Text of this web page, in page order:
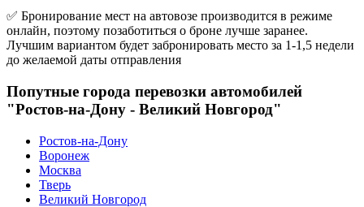
✅ Бронирование мест на автовозе производится в режиме
онлайн, поэтому позаботиться о броне лучше заранее.
Лучшим вариантом будет забронировать место за 1-1,5 недели
до желаемой даты отправления
Попутные города перевозки автомобилей
"Ростов-на-Дону - Великий Новгород"
Ростов-на-Дону
Воронеж
Москва
Тверь
Великий Новгород